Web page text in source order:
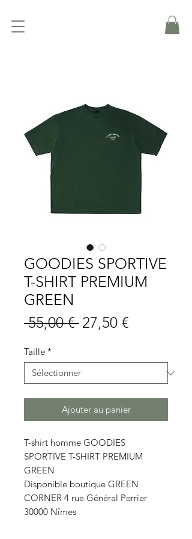
GOODIES SPORTIVE
T-SHIRT PREMIUM
GREEN
55,00 € Prix
27,50 €
Taille *
Ajouter au panier
T-shirt homme GOODIES
SPORTIVE T-SHIRT PREMIUM
GREEN
Disponible boutique GREEN
CORNER 4 rue Général Perrier
30000 Nîmes